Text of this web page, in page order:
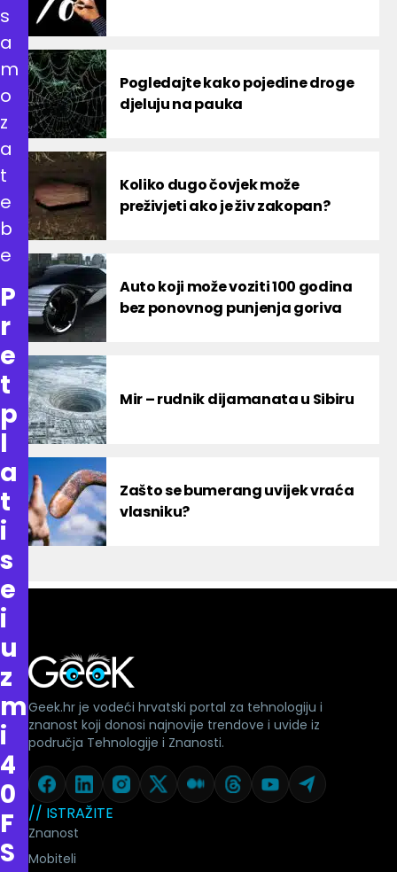
Pogledajte kako pojedine droge
djeluju na pauka
Koliko dugo čovjek može
preživjeti ako je živ zakopan?
Auto koji može voziti 100 godina
bez ponovnog punjenja goriva
Mir – rudnik dijamanata u Sibiru
Zašto se bumerang uvijek vraća
vlasniku?
s
a
m
o
z
a
t
e
b
e
P
r
e
t
p
l
a
t
i
s
e
i
u
z
m
i
4
0
F
S
// ISTRAŽITE
Znanost
Mobiteli
Geek.hr je vodeći hrvatski portal za tehnologiju i
znanost koji donosi najnovije trendove i uvide iz
područja Tehnologije i Znanosti.